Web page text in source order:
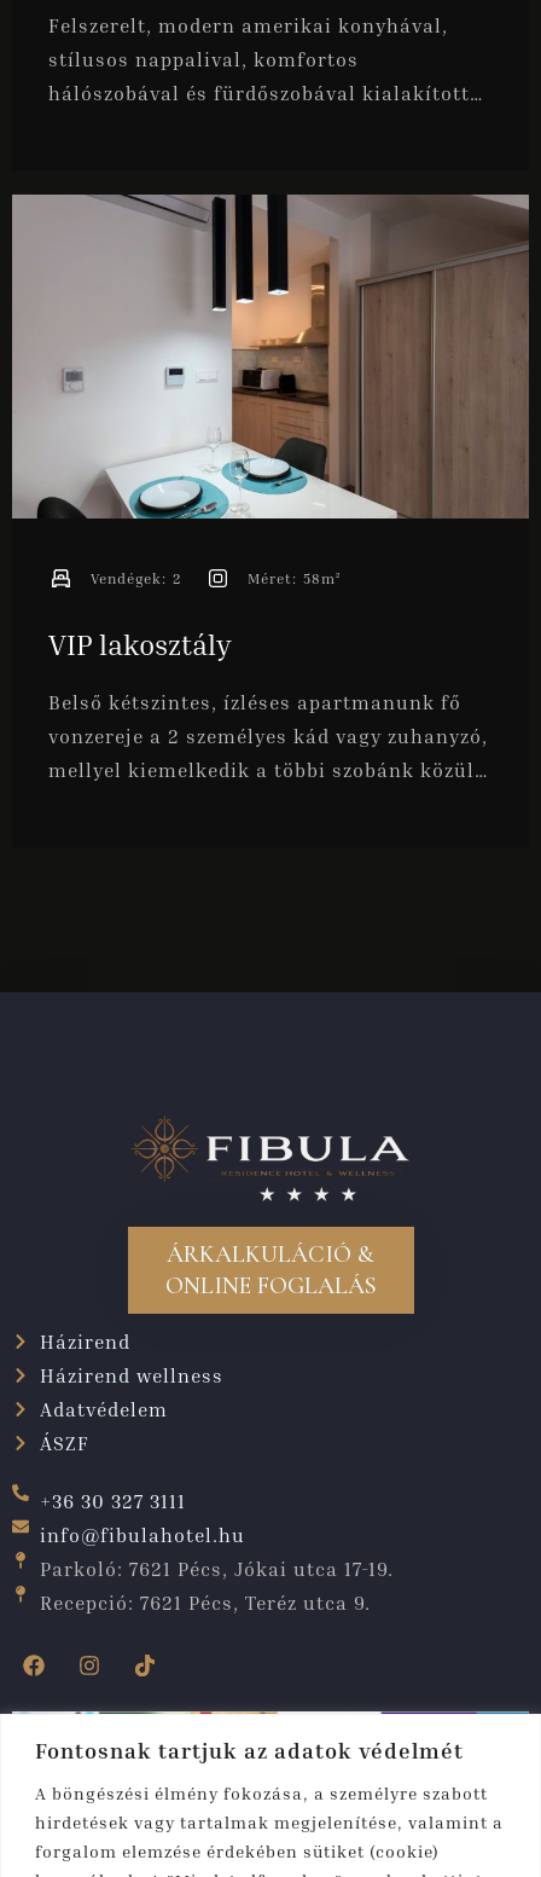
Fontosnak tartjuk az adatok védelmét
A böngészési élmény fokozása, a személyre szabott
hirdetések vagy tartalmak megjelenítése, valamint a
forgalom elemzése érdekében sütiket (cookie)
Felszerelt, modern amerikai konyhával,
stílusos nappalival, komfortos
hálószobával és fürdőszobával kialakított
maximum 3 fő.
VIP lakosztály
Belső kétszintes, ízléses apartmanunk fő
vonzereje a 2 személyes kád vagy zuhanyzó,
mellyel kiemelkedik a többi szobánk közül.
Vendégek: 2 Méret: 58m²
ÁRKALKULÁCIÓ &
ONLINE FOGLALÁS
Házirend
Házirend wellness
Adatvédelem
ÁSZF
+36 30 327 3111
info@fibulahotel.hu
Parkoló: 7621 Pécs, Jókai utca 17-19.
Recepció: 7621 Pécs, Teréz utca 9.
KERESÉS